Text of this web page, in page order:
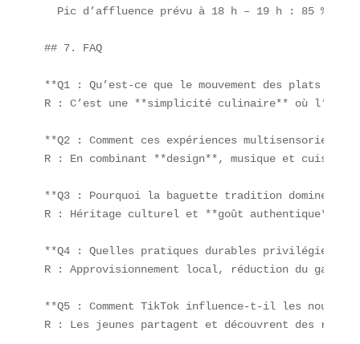
  Pic d’affluence prévu à 18 h – 19 h : 85 %.
## 7. FAQ
**Q1 : Qu’est-ce que le mouvement des plats
R : C’est une **simplicité culinaire** où
**Q2 : Comment ces expériences
R : En combinant **design**, musique et
**Q3 : Pourquoi la baguette tradition
R : Héritage culturel et **goût authentique**,
**Q4 : Quelles pratiques durables privilégient
R : Approvisionnement local, réduction du
**Q5 : Comment TikTok influence-t-il les
R : Les jeunes partagent et découvrent des